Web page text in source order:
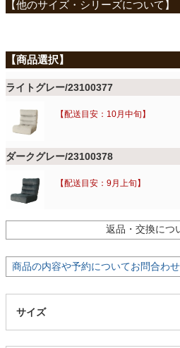
ラグ
マット
ライトグレー/23100377
【配送目安：10月中旬】
ダークグレー/23100378
【配送目安：9月上旬】
返品・交換につ
商品の内容や予約についてお問合わせ
サイズ